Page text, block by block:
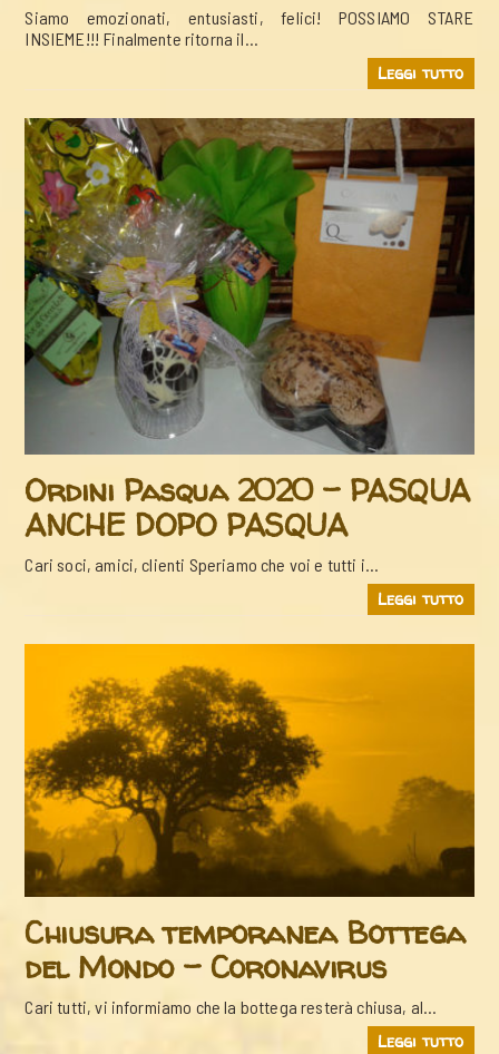
Siamo emozionati, entusiasti, felici! POSSIAMO STARE
INSIEME!!! Finalmente ritorna il…
Leggi tutto
Ordini Pasqua 2020 – PASQUA
ANCHE DOPO PASQUA
Cari soci, amici, clienti Speriamo che voi e tutti i…
Leggi tutto
Chiusura temporanea Bottega
del Mondo – Coronavirus
Cari tutti, vi informiamo che la bottega resterà chiusa, al…
Leggi tutto